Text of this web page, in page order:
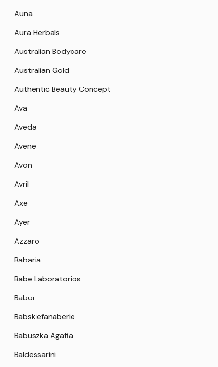
Auna
Aura Herbals
Australian Bodycare
Australian Gold
Authentic Beauty Concept
Ava
Aveda
Avene
Avon
Avril
Axe
Ayer
Azzaro
Babaria
Babe Laboratorios
Babor
Babskiefanaberie
Babuszka Agafia
Baldessarini